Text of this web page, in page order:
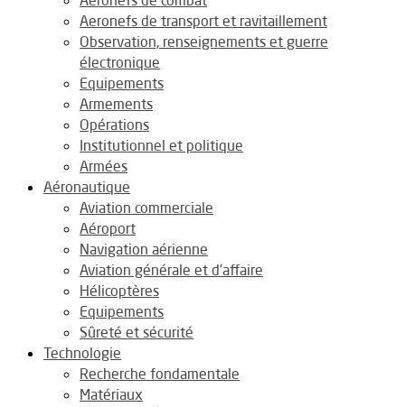
Aeronefs de transport et ravitaillement
Observation, renseignements et guerre
électronique
Equipements
Armements
Opérations
Institutionnel et politique
Armées
Aéronautique
Aviation commerciale
Aéroport
Navigation aérienne
Aviation générale et d’affaire
Hélicoptères
Equipements
Sûreté et sécurité
Technologie
Recherche fondamentale
Matériaux